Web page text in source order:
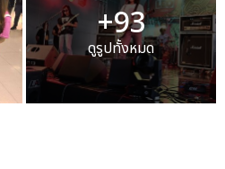
+93
ดูรูปทั้งหมด